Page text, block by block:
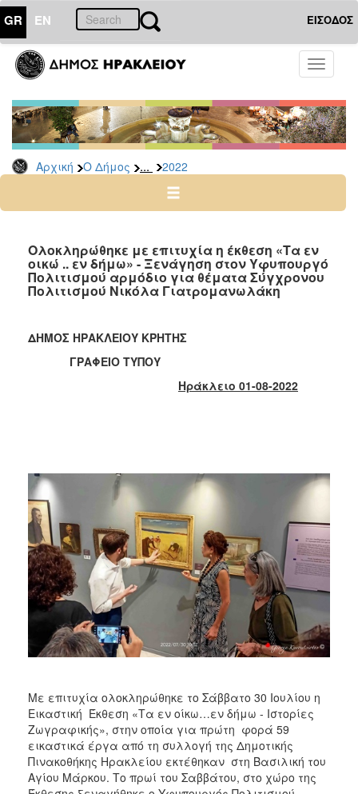
GR EN ΕΙΣΟΔΟΣ
Toggle
Αρχική Ο Δήμος ... 2022
ΔΗΜΟΣ
Δελτία
Τύπου
Αρχείο
2026
2024
2022
2021
2019
2018
2010
2006
ΤΟΠΟΣ
ΠΟΛΙΤΙΣΜΟΣ
ΑΝΘΕΚΤΙΚΗ
ΠΟΛΗ
Ολοκληρώθηκε με επιτυχία η έκθεση «Τα εν
οικώ .. εν δήμω» - Ξενάγηση στον Υφυπουργό
Πολιτισμού αρμόδιο για θέματα Σύγχρονου
Πολιτισμού Νικόλα Γιατρομανωλάκη
ΔΗΜΟΣ ΗΡΑΚΛΕΙΟΥ ΚΡΗΤΗΣ
ΓΡΑΦΕΙΟ ΤΥΠΟΥ
Ηράκλειο 01-08-2022
Με επιτυχία ολοκληρώθηκε το Σάββατο 30 Ιουλίου η
Εικαστική Έκθεση «Τα εν οίκω…εν δήμω - Ιστορίες
Ζωγραφικής», στην οποία για πρώτη φορά 59
εικαστικά έργα από τη συλλογή της Δημοτικής
Πινακοθήκης Ηρακλείου εκτέθηκαν στη Βασιλική του
Αγίου Μάρκου. Το πρωί του Σαββάτου, στο χώρο της